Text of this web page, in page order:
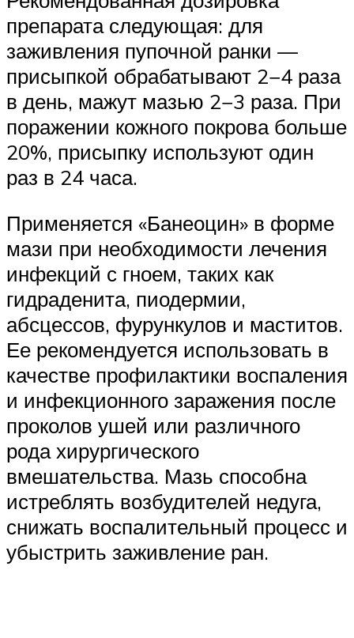
препарата следующая: для
заживления пупочной ранки —
присыпкой обрабатывают 2−4 раза
в день, мажут мазью 2−3 раза. При
поражении кожного покрова больше
20%, присыпку используют один
раз в 24 часа.
Применяется «Банеоцин» в форме
мази при необходимости лечения
инфекций с гноем, таких как
гидраденита, пиодермии,
абсцессов, фурункулов и маститов.
Ее рекомендуется использовать в
качестве профилактики воспаления
и инфекционного заражения после
проколов ушей или различного
рода хирургического
вмешательства. Мазь способна
истреблять возбудителей недуга,
снижать воспалительный процесс и
убыстрить заживление ран.